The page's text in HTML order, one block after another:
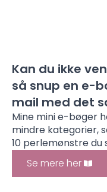
Kan du ikke
så snup en e-
mail med det
Mine mini e-bøger
mindre kategorier,
10 perlemønstre du
Se mere her